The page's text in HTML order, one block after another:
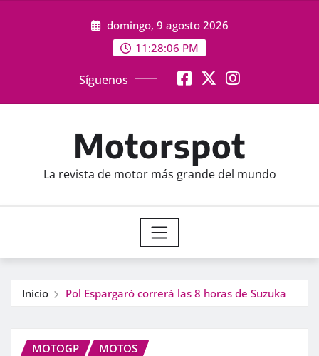
domingo, 9 agosto 2026
11:28:07 PM
Síguenos
Motorspot
La revista de motor más grande del mundo
Inicio Pol Espargaró correrá las 8 horas de Suzuka
MOTOGP MOTOS